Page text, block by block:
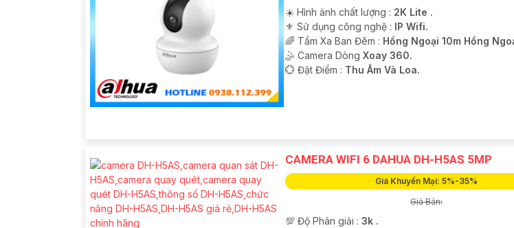
☀️ Hình ảnh chất lượng : 2K Lite .
⚜️ Sử dụng công nghệ : IP Wifi.
🌈 Tầm Xa Ban Đêm : Hồng Ngoại 10m Hồng
🤹 Camera Dòng Xoay 360.
️💮 Đặt Điểm : Thu Âm Và Loa.
CAMERA WIFI 6 DAHUA DH-H5AS 5MP
Giá Khuyến Mại: 5%-35%
Giá Bán:
💯 Độ Phân giải : 3k .